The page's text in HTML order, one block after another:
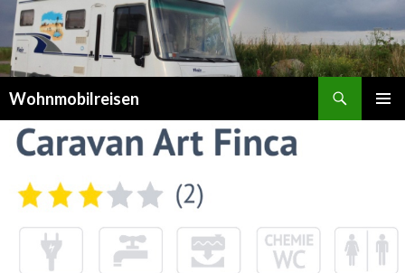
Wohnmobilreisen
ZUM
INHALT